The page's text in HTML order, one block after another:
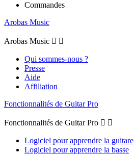
Commandes
Arobas Music
Arobas Music  
Qui sommes-nous ?
Presse
Aide
Affiliation
Fonctionnalités de Guitar Pro
Fonctionnalités de Guitar Pro  
Logiciel pour apprendre la guitare
Logiciel pour apprendre la basse